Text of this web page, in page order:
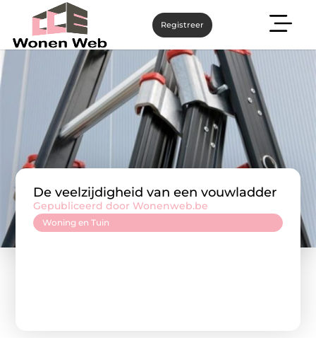
Registreer
De veelzijdigheid van een vouwladder
Woning en Tuin
Gepubliceerd door Wonenweb.be